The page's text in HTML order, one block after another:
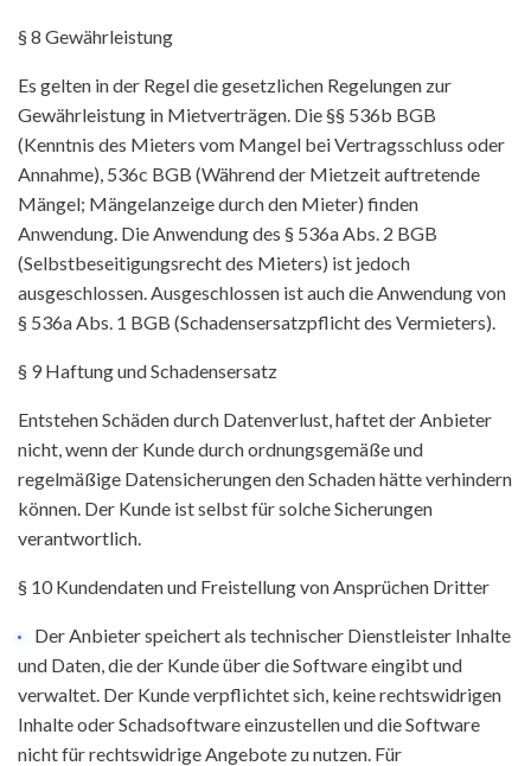
§ 8 Gewährleistung
Es gelten in der Regel die gesetzlichen Regelungen zur
Gewährleistung in Mietverträgen. Die §§ 536b BGB
(Kenntnis des Mieters vom Mangel bei Vertragsschluss oder
Annahme), 536c BGB (Während der Mietzeit auftretende
Mängel; Mängelanzeige durch den Mieter) finden
Anwendung. Die Anwendung des § 536a Abs. 2 BGB
(Selbstbeseitigungsrecht des Mieters) ist jedoch
ausgeschlossen. Ausgeschlossen ist auch die Anwendung von
§ 536a Abs. 1 BGB (Schadensersatzpflicht des Vermieters).
§ 9 Haftung und Schadensersatz
Entstehen Schäden durch Datenverlust, haftet der Anbieter
nicht, wenn der Kunde durch ordnungsgemäße und
regelmäßige Datensicherungen den Schaden hätte verhindern
können. Der Kunde ist selbst für solche Sicherungen
verantwortlich.
§ 10 Kundendaten und Freistellung von Ansprüchen Dritter
Der Anbieter speichert als technischer Dienstleister Inhalte
und Daten, die der Kunde über die Software eingibt und
verwaltet. Der Kunde verpflichtet sich, keine rechtswidrigen
Inhalte oder Schadsoftware einzustellen und die Software
nicht für rechtswidrige Angebote zu nutzen. Für